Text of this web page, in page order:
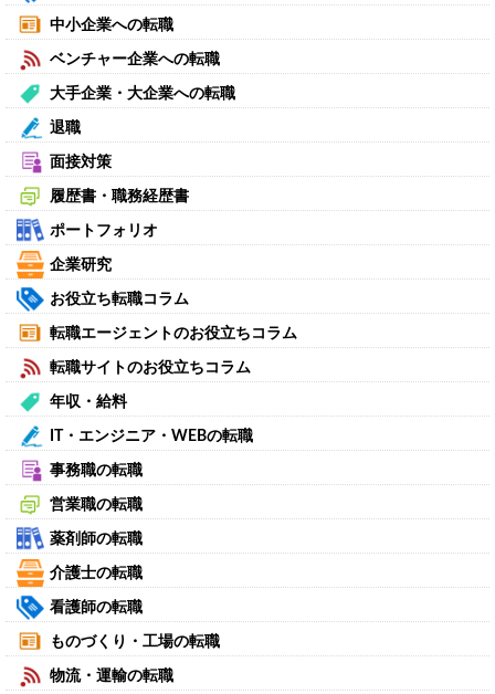
中小企業への転職
ベンチャー企業への転職
大手企業・大企業への転職
退職
面接対策
履歴書・職務経歴書
ポートフォリオ
企業研究
お役立ち転職コラム
転職エージェントのお役立ちコラム
転職サイトのお役立ちコラム
年収・給料
IT・エンジニア・WEBの転職
事務職の転職
営業職の転職
薬剤師の転職
介護士の転職
看護師の転職
ものづくり・工場の転職
物流・運輸の転職